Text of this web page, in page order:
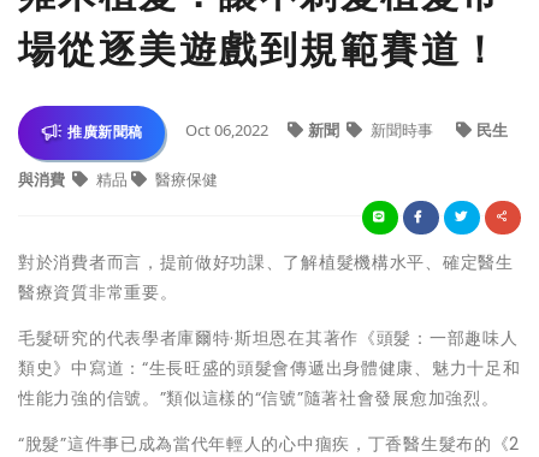
場從逐美遊戲到規範賽道！
推廣新聞稿 Oct 06,2022 新聞 新聞時事 民生
與消費 精品 醫療保健
對於消費者而言，提前做好功課、了解植髮機構水平、確定醫生
醫療資質非常重要。
毛髮研究的代表學者庫爾特·斯坦恩在其著作《頭髮：一部趣味人
類史》中寫道：“生長旺盛的頭髮會傳遞出身體健康、魅力十足和
性能力強的信號。”類似這樣的“信號”隨著社會發展愈加強烈。
“脫髮”這件事已成為當代年輕人的心中痼疾，丁香醫生髮布的《2